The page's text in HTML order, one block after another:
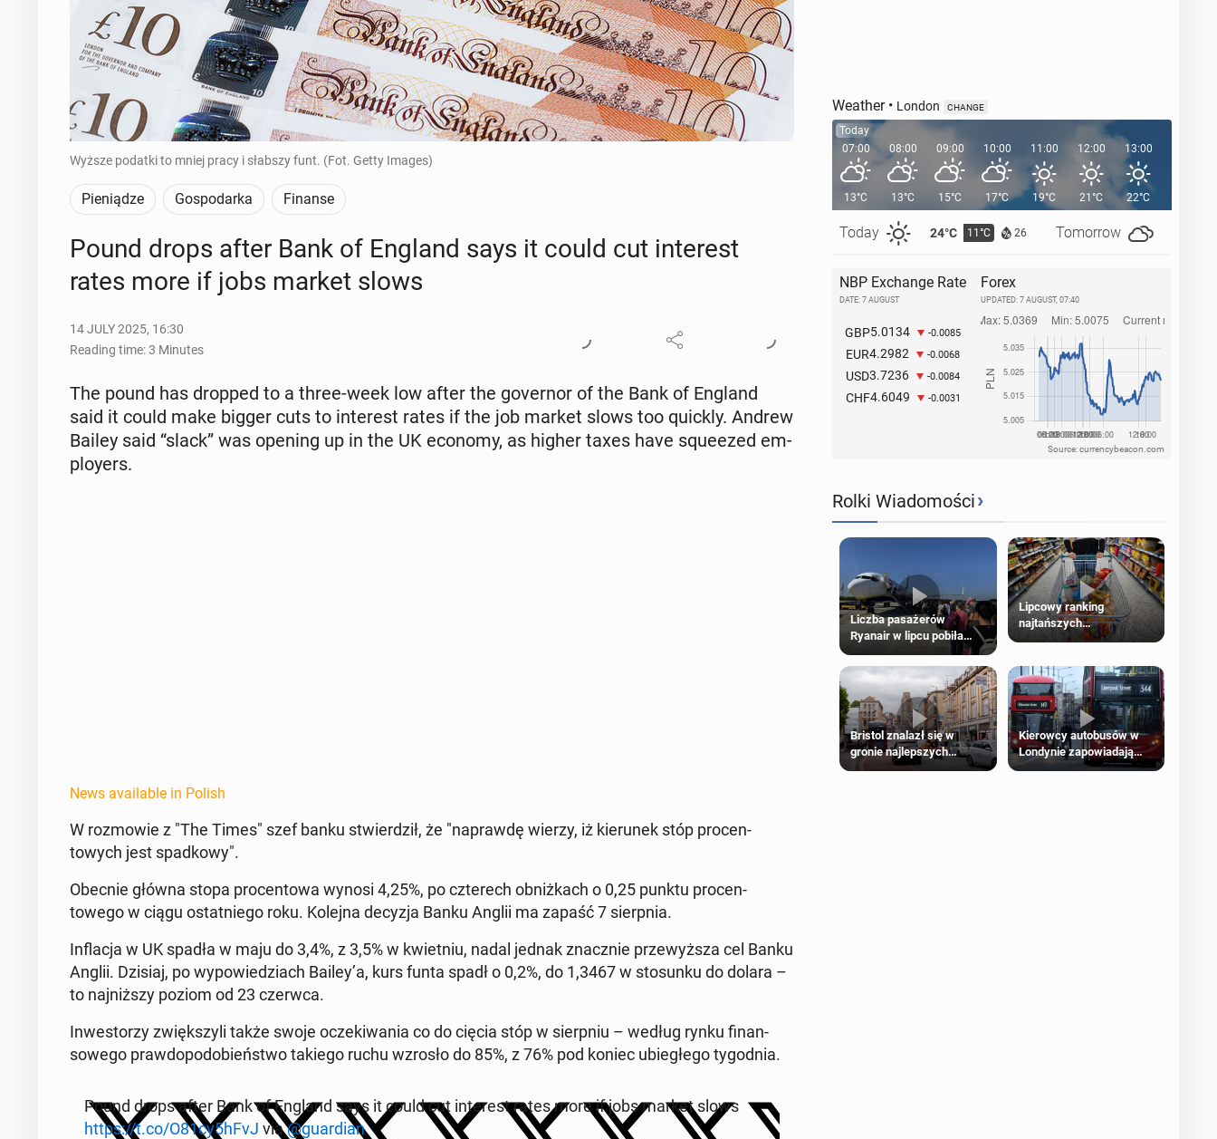
Wyższe podatki to mniej pracy i słabszy funt. (Fot. Getty Images)
Pieniądze Gospodarka Finanse
Pound drops after Bank of England says it could cut in­ter­est
rates more if jobs market slows
14 JULY 2025, 16:30
Reading time: 3 Minutes
The pound has dropped to a three-week low after the gov­er­nor of the Bank of England
said it could make bigger cuts to in­ter­est rates if the job market slows too quickly. Andrew
Bailey said “slack” was opening up in the UK economy, as higher taxes have squeezed em­
ploy­ers.
News available in Polish
W roz­mowie z "The Times" szef banku stwierdz­ił, że "naprawdę wierzy, iż kierunek stóp pro­cen­
towych jest spad­kowy".
Obecnie główna stopa pro­cen­towa wynosi 4,25%, po czterech ob­niżkach o 0,25 punktu pro­cen­
towego w ciągu os­tat­niego roku. Kolejna decyzja Banku Anglii ma zapaść 7 sierp­nia.
In­flac­ja w UK spadła w maju do 3,4%, z 3,5% w kwiet­niu, nadal jednak znacznie przewyższa cel Banku
Anglii. Dzisiaj, po wypowiedzi­ach Bailey’a, kurs funta spadł o 0,2%, do 1,3467 w sto­sunku do dolara –
to na­jniższy poziom od 23 czerwca.
In­west­orzy zwięk­szyli także swoje oczeki­wa­nia co do cięcia stóp w sierp­niu – według rynku fi­nan­
sowego praw­dopodobieńst­wo takiego ruchu wzrosło do 85%, z 76% pod koniec ubiegłego ty­god­nia.
Pound drops after Bank of England says it could cut in­ter­est rates more if jobs market slows
https://t.co/O81cy5hFvJ via@guardian
Weather• London CHANGE
Today
07:00
13°C
Today 24°C 11°C 26 Tomorrow
08:00
13°C
09:00
15°C
10:00
17°C
11:00
19°C
12:00
21°C
13:00
22°C
NBP Exchange Rate
DATE: 7 AUGUST
GBP5.0134 -0.0085
EUR4.2982 -0.0068
USD3.7236 -0.0084
CHF4.6049 -0.0031
Forex
UPDATED: 7 AUGUST, 07:40
Source: currencybeacon.com
Rolki Wiadomości›
Liczba pasażerów
Ryanair w lipcu pobiła
rekord
Lipcowy ranking
najtańszych
supermarketów
Bristol znalazł się w
gronie najlepszych
kierunków podróży na
Kierowcy autobusów w
Londynie zapowiadają
strajki